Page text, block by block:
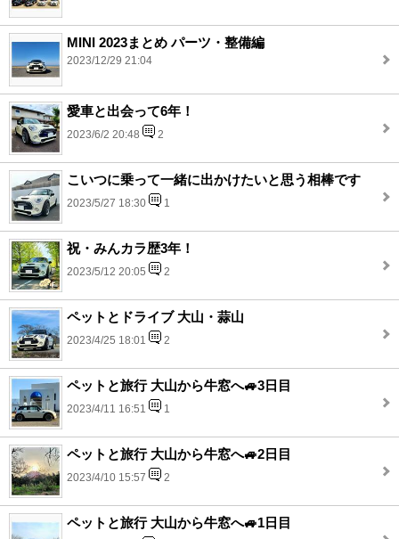
MINI 2023まとめ パーツ・整備編
2023/12/29 21:04
愛車と出会って6年！
2023/6/2 20:48 2
こいつに乗って一緒に出かけたいと思う相棒です
2023/5/27 18:30 1
祝・みんカラ歴3年！
2023/5/12 20:05 2
ペットとドライブ 大山・蒜山
2023/4/25 18:01 2
ペットと旅行 大山から牛窓へ🚙3日目
2023/4/11 16:51 1
ペットと旅行 大山から牛窓へ🚙2日目
2023/4/10 15:57 2
ペットと旅行 大山から牛窓へ🚙1日目